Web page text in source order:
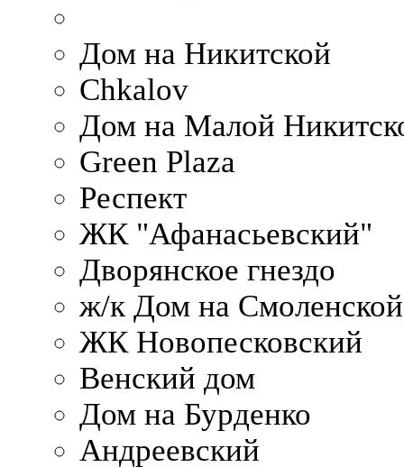
Дом на Никитской
Chkalov
Дом на Малой
Green Plaza
Респект
ЖК "Афанасьевский"
Дворянское гнездо
ж/к Дом на
ЖК Новопесковский
Венский дом
Дом на Бурденко
Андреевский